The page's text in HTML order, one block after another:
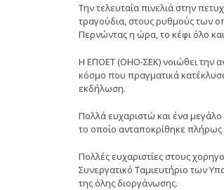
Την τελευταία πινελιά στην
τραγούδια, στους ρυθμούς των
Περνώντας η ώρα, το κέφι όλο
Η ΕΠΟΕΤ (ΟΗΟ-ΣΕΚ) νοιώθει την
κόσμο που πραγματικά
εκδήλωση.
Πολλά ευχαριστώ και ένα
το οποίο ανταποκρίθηκε πλήρως
Πολλές ευχαριστίες στους
Συνεργατικό Ταμιευτήριο των
της όλης διοργάνωσης.